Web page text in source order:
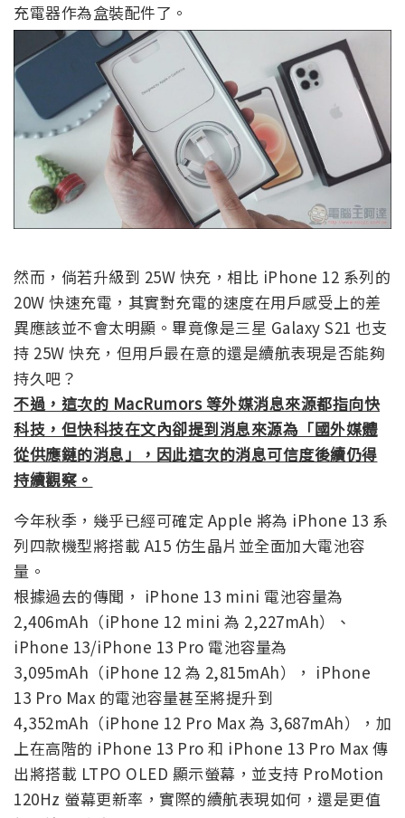
充電器作為盒裝配件了。
然而，倘若升級到 25W 快充，相比 iPhone 12 系列的
20W 快速充電，其實對充電的速度在用戶感受上的差
異應該並不會太明顯。畢竟像是三星 Galaxy S21 也支
持 25W 快充，但用戶最在意的還是續航表現是否能夠
持久吧？
不過，這次的 MacRumors 等外媒消息來源都指向快
科技，但快科技在文內卻提到消息來源為「國外媒體
從供應鏈的消息」，因此這次的消息可信度後續仍得
持續觀察。
今年秋季，幾乎已經可確定 Apple 將為 iPhone 13 系
列四款機型將搭載 A15 仿生晶片並全面加大電池容
量。
根據過去的傳聞， iPhone 13 mini 電池容量為
2,406mAh（iPhone 12 mini 為 2,227mAh）、
iPhone 13/iPhone 13 Pro 電池容量為
3,095mAh（iPhone 12 為 2,815mAh）， iPhone
13 Pro Max 的電池容量甚至將提升到
4,352mAh（iPhone 12 Pro Max 為 3,687mAh），加
上在高階的 iPhone 13 Pro 和 iPhone 13 Pro Max 傳
出將搭載 LTPO OLED 顯示螢幕，並支持 ProMotion
120Hz 螢幕更新率，實際的續航表現如何，還是更值